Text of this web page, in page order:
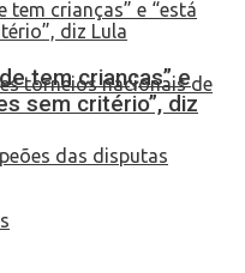
tem crianças” e
sem critério”, diz